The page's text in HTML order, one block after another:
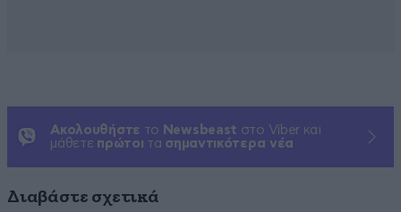
Ακολουθήστε το Newsbeast στο Viber και
μάθετε πρώτοι τα σημαντικότερα νέα
Διαβάστε σχετικά